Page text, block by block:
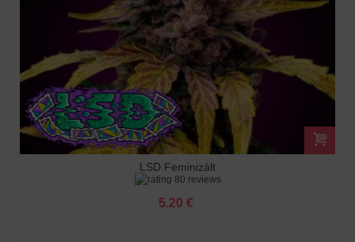
LSD Feminizált
80 reviews
5.20 €